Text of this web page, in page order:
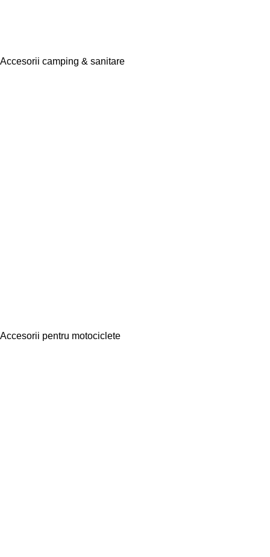
Accesorii camping & sanitare
Accesorii pentru motociclete